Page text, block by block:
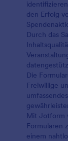
den Erfolg
Durch das
Die
Freiwillige
Mit Jotform
Formularen
einem